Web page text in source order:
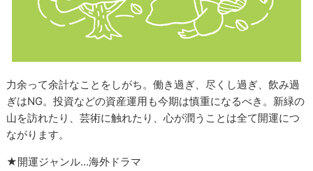
力余って余計なことをしがち。働き過ぎ、尽くし過ぎ、飲み過
ぎはNG。投資などの資産運用も今期は慎重になるべき。新緑の
山を訪れたり、芸術に触れたり、心が潤うことは全て開運につ
ながります。
★開運ジャンル…海外ドラマ